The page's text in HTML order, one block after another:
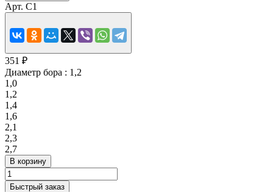
Арт. C1
351 ₽
Диаметр бора : 1,2
1,0
1,2
1,4
1,6
2,1
2,3
2,7
В корзину
Быстрый заказ